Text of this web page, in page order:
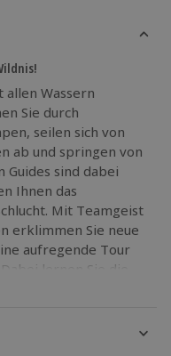
allen Wassern
Sie durch
seilen sich von
ab und springen von
Guides sind dabei
Ihnen das
Mit Teamgeist
erklimmen Sie neue
aufregende Tour
lernen Sie die
ihrer schönsten
und tauchen Sie in Ihr